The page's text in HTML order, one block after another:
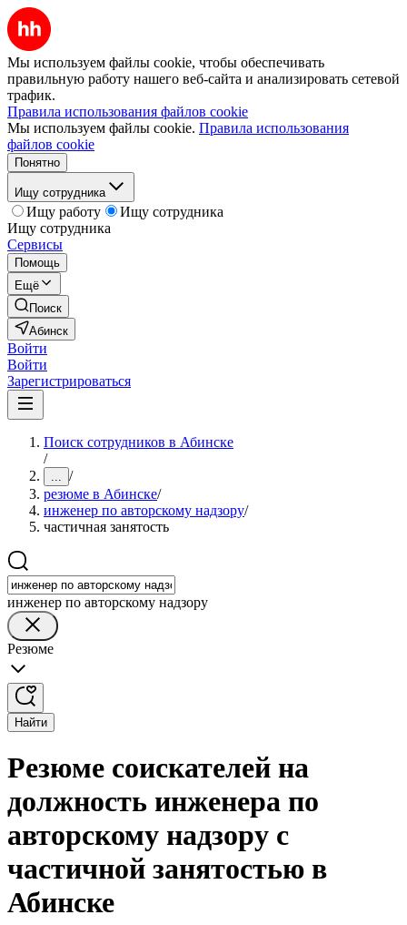
Мы используем файлы cookie, чтобы обеспечивать
правильную работу нашего веб-сайта и анализировать сетевой
трафик.
Правила использования файлов cookie
Мы используем файлы cookie. Правила использования
файлов cookie
Понятно
Ищу сотрудника
Ищу работу
Ищу сотрудника
Ищу сотрудника
Сервисы
Помощь
Ещё
Поиск
Абинск
Войти
Войти
Зарегистрироваться
Поиск сотрудников в Абинске
/
... /
резюме в Абинске/
инженер по авторскому надзору/
частичная занятость
инженер по авторскому надзору
Резюме
Найти
Резюме соискателей на
должность инженера по
авторскому надзору с
частичной занятостью в
Абинске